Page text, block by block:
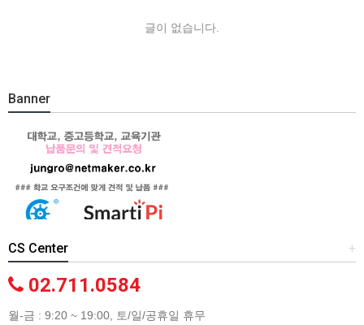
글이 없습니다.
Banner
+
CS Center
02.711.0584
월-금 : 9:20 ~ 19:00, 토/일/공휴일 휴무